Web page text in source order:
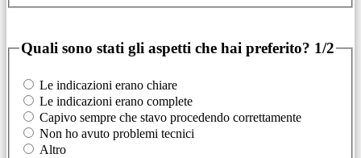
Quali sono stati gli aspetti che hai preferito? 1/2
Le indicazioni erano chiare
Le indicazioni erano complete
Capivo sempre che stavo procedendo correttamente
Non ho avuto problemi tecnici
Altro